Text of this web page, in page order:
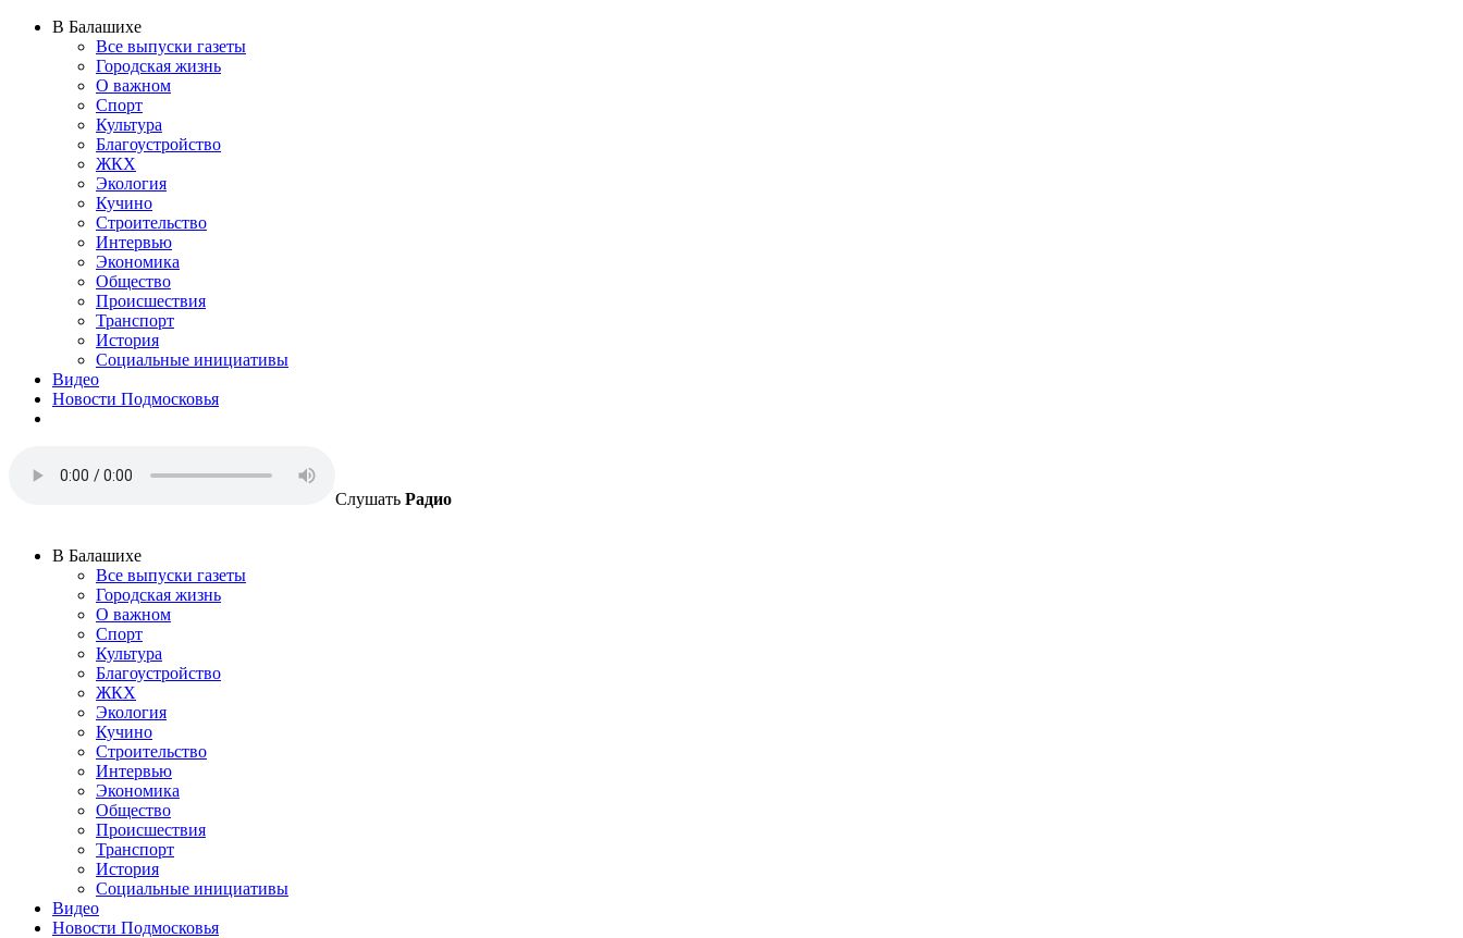
В Балашихе
Все выпуски газеты
Городская жизнь
О важном
Спорт
Культура
Благоустройство
ЖКХ
Экология
Кучино
Строительство
Интервью
Экономика
Общество
Происшествия
Транспорт
История
Социальные инициативы
Видео
Новости Подмосковья
Слушать Радио
В Балашихе
Все выпуски газеты
Городская жизнь
О важном
Спорт
Культура
Благоустройство
ЖКХ
Экология
Кучино
Строительство
Интервью
Экономика
Общество
Происшествия
Транспорт
История
Социальные инициативы
Видео
Новости Подмосковья